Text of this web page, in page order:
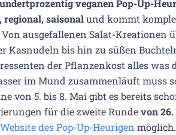
veganen Pop-Up-
regional, saisonalund kommt
Von ausgefallenen Salat-Kreationen
Kasnudeln bis hin zu süßen
der Pflanzenkost alles was
im Mund zusammenläuft muss
von 5. bis 8. Mai gibt es bereits
für die zweite Rundevon 26.
Website des Pop-Up-Heurigen möglich.